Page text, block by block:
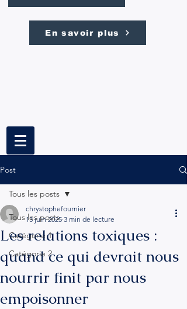
En savoir plus
Post
Tous les posts
Catégorie 1
Catégorie 2
Tous les posts
Les relations toxiques :
quand ce qui devrait nous
nourrir finit par nous
empoisonner
chrystophefournier
13 juin 2025 3 min de lecture